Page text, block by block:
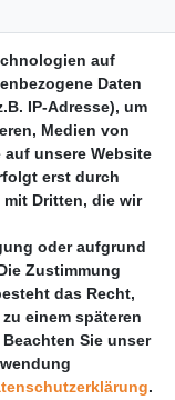
auf
Daten
IP-Adresse), um
Medien von
unsere Website
erst durch
mit Dritten, die wir
oder aufgrund
Zustimmung
das Recht,
einem späteren
Sie unser
.